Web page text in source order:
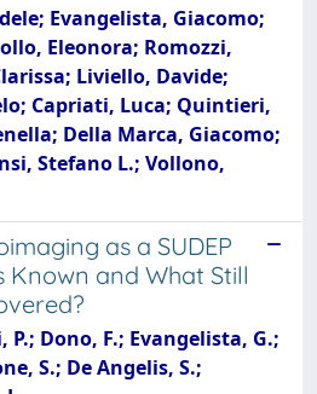
Evangelista, Giacomo;
Eleonora; Romozzi,
Liviello, Davide;
Capriati, Luca; Quintieri,
Della Marca, Giacomo;
Stefano L.; Vollono,
as a SUDEP
Known and What Still
P.; Dono, F.; Evangelista, G.;
S.; De Angelis, S.;